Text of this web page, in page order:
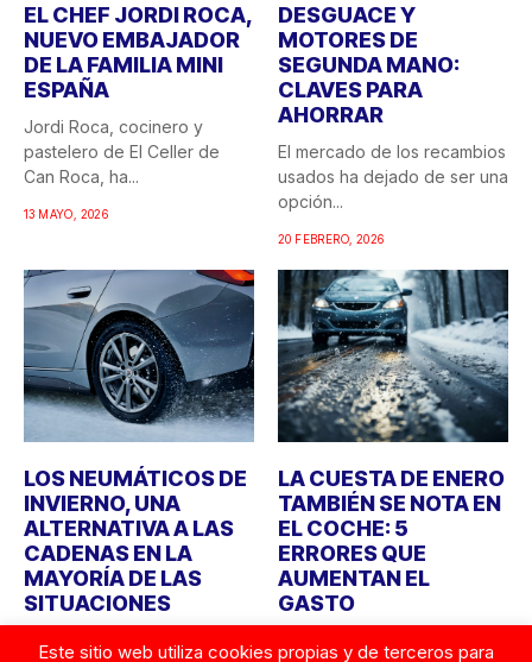
EL CHEF JORDI ROCA,
NUEVO EMBAJADOR
DE LA FAMILIA MINI
ESPAÑA
Jordi Roca, cocinero y
pastelero de El Celler de
Can Roca, ha...
13 MAYO, 2026
DESGUACE Y
MOTORES DE
SEGUNDA MANO:
CLAVES PARA
AHORRAR
El mercado de los recambios
usados ha dejado de ser una
opción...
20 FEBRERO, 2026
LOS NEUMÁTICOS DE
INVIERNO, UNA
ALTERNATIVA A LAS
CADENAS EN LA
MAYORÍA DE LAS
SITUACIONES
LA CUESTA DE ENERO
TAMBIÉN SE NOTA EN
EL COCHE: 5
ERRORES QUE
AUMENTAN EL
GASTO
Este sitio web utiliza cookies propias y de terceros para